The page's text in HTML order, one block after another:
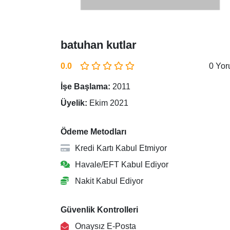
batuhan kutlar
0.0 0
İşe Başlama: 2011
Üyelik: Ekim 2021
Ödeme Metodları
Kredi Kartı Kabul Etmiyor
Havale/EFT Kabul Ediyor
Nakit Kabul Ediyor
Güvenlik Kontrolleri
Onaysız E-Posta